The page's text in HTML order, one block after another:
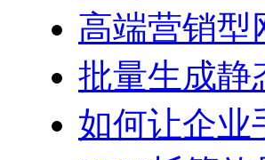
高端营销型
批量生成静
如何让企业